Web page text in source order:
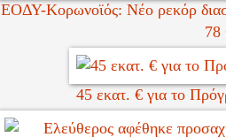
ΕΟΔΥ-Κορωνοϊός: Νέο ρεκόρ
78
45 εκατ. € για το